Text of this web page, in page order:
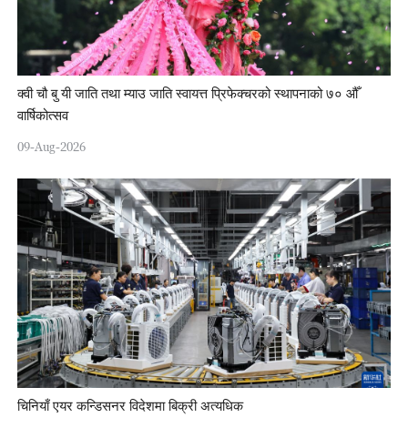
क्वी चौ बु यी जाति तथा म्याउ जाति स्वायत्त प्रिफेक्चरको स्थापनाको ७० औँ
वार्षिकोत्सव
09-Aug-2026
चिनियाँ एयर कन्डिसनर विदेशमा बिक्री अत्यधिक